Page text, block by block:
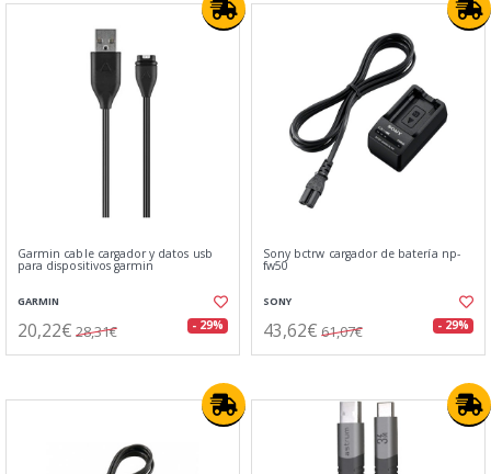
Garmin cable cargador y datos usb
para dispositivos garmin
GARMIN
20,22€ 28,31€ - 29%
Sony bctrw cargador de batería np-
fw50
SONY
43,62€ 61,07€ - 29%